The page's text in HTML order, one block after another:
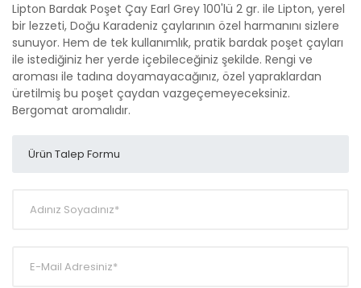
Lipton Bardak Poşet Çay Earl Grey 100'lü 2 gr. ile Lipton, yerel
bir lezzeti, Doğu Karadeniz çaylarının özel harmanını sizlere
sunuyor. Hem de tek kullanımlık, pratik bardak poşet çayları
ile istediğiniz her yerde içebileceğiniz şekilde. Rengi ve
aroması ile tadına doyamayacağınız, özel yapraklardan
üretilmiş bu poşet çaydan vazgeçemeyeceksiniz.
Bergomat aromalıdır.